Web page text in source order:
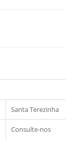
Santa Terezinha
Consulte-nos